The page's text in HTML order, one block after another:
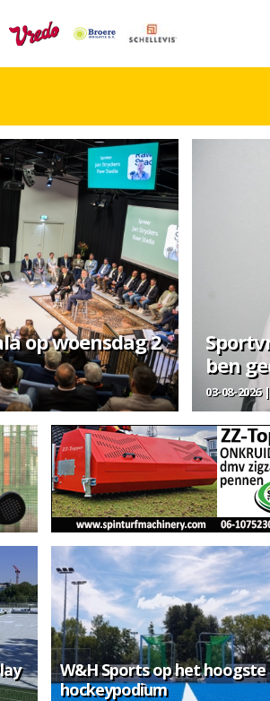
op woensdag 2
ben
03-08-2026
W&H Sports op het hoogste
hockeypodium